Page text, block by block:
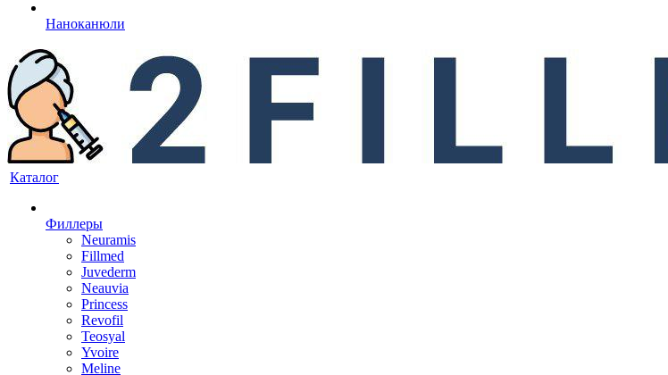
Наноканюли
Каталог
Филлеры
Neuramis
Fillmed
Juvederm
Neauvia
Princess
Revofil
Teosyal
Yvoire
Meline